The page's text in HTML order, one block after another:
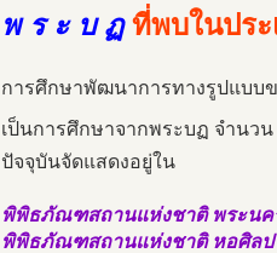
พ ร ะ บ ฏ ที่พบในปร
การศึกษาพัฒนาการทางรูปแบบ
เป็นการศึกษาจากพระบฏ จำนวน
ปัจจุบันจัดแสดงอยู่ใน
พิพิธภัณฑสถานแห่งชาติ พระนค
พิพิธภัณฑสถานแห่งชาติ หอศิลป